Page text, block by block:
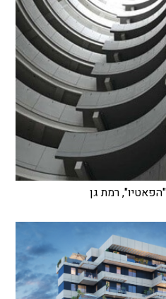
רמת גן